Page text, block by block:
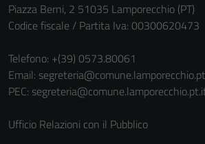
Piazza Berni, 2 51035 Lamporecchio (PT)
Codice fiscale / Partita Iva: 00300620473
Telefono: +(39) 0573.80061
Email:
PEC:
Ufficio Relazioni con il Pubblico
del sito
possono
Questi
non